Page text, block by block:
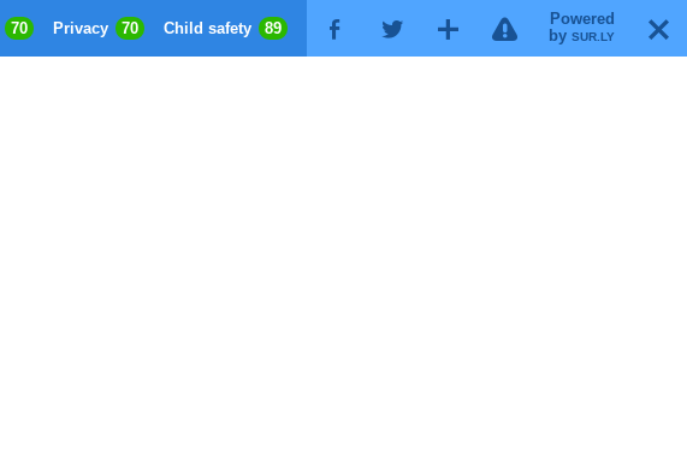
X
Powered
by SUR.LY
!
G
T
F
70 Privacy 70 Child safety 89